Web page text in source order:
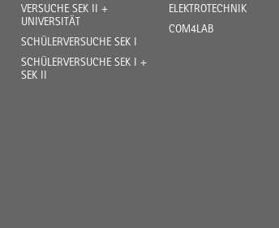
VERSUCHE SEK II +
UNIVERSITÄT
SCHÜLERVERSUCHE SEK I
SCHÜLERVERSUCHE SEK I +
SEK II
ELEKTROTECHNIK
COM4LAB